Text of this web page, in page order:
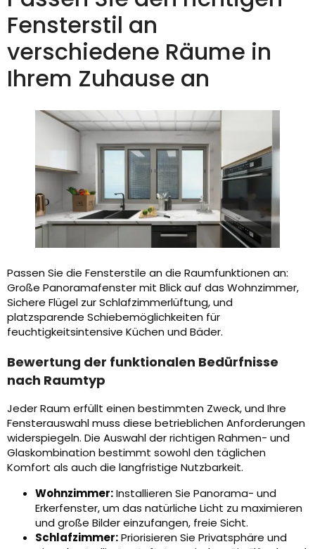
Fensterstil an
verschiedene Räume in
Ihrem Zuhause an
Passen Sie die Fensterstile an die Raumfunktionen an:
Große Panoramafenster mit Blick auf das Wohnzimmer,
Sichere Flügel zur Schlafzimmerlüftung, und
platzsparende Schiebemöglichkeiten für
feuchtigkeitsintensive Küchen und Bäder.
Bewertung der funktionalen Bedürfnisse
nach Raumtyp
Jeder Raum erfüllt einen bestimmten Zweck, und Ihre
Fensterauswahl muss diese betrieblichen Anforderungen
widerspiegeln. Die Auswahl der richtigen Rahmen- und
Glaskombination bestimmt sowohl den täglichen
Komfort als auch die langfristige Nutzbarkeit.
Wohnzimmer:Installieren Sie Panorama- und
Erkerfenster, um das natürliche Licht zu maximieren
und große Bilder einzufangen, freie Sicht.
Schlafzimmer:Priorisieren Sie Privatsphäre und